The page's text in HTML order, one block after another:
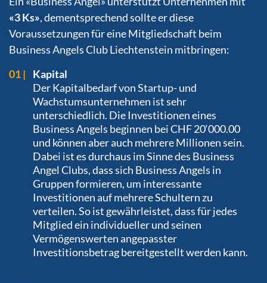
«3 Ks», dementsprechend sollte er diese
Voraussetzungen für eine Mitgliedschaft beim
Business Angels Club Liechtenstein mitbringen:
Kapital
Der Kapitalbedarf von Startup- und
Wachstumsunternehmen ist sehr
unterschiedlich. Die Investitionen eines
Business Angels beginnen bei CHF 20‘000.00
und können aber auch mehrere Millionen sein.
Dabei ist es durchaus im Sinne des Business
Angel Clubs, dass sich Business Angels in
Gruppen formieren, um interessante
Investitionen auf mehrere Schultern zu
verteilen. So ist gewährleistet, dass für jedes
Mitglied ein individueller und seinen
Vermögenswerten angepasster
Investitionsbetrag bereitgestellt werden kann.